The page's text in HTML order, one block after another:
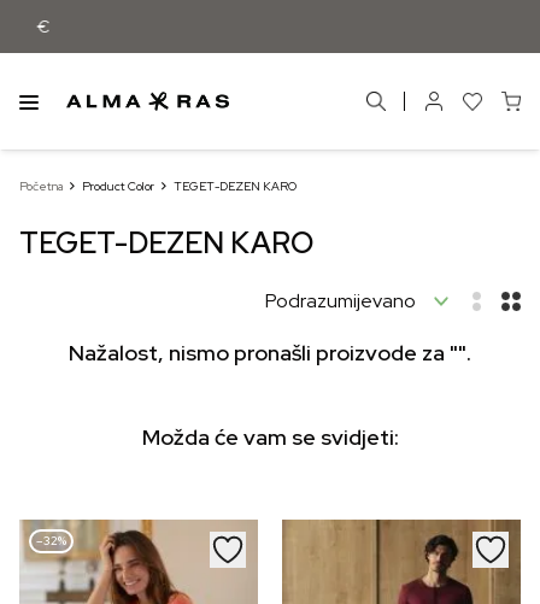
€
Početna Product Color TEGET-DEZEN KARO
TEGET-DEZEN KARO
Nažalost, nismo pronašli proizvode za "".
Možda će vam se svidjeti:
–32%